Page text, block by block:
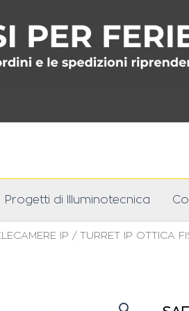
Progetti di Illuminotecnica
IP / TURRET IP OTTICA